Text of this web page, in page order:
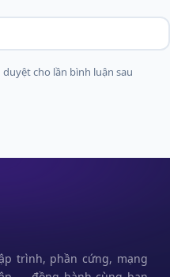
cho lần bình luận sau
trình, phần cứng, mạng